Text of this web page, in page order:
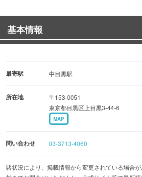
基本情報
最寄駅 中目黒駅
所在地
〒153-0051
東京都目黒区上目黒3-44-6
MAP
問い合わせ 03-3713-4060
諸状況により、掲載情報から変更されている場合